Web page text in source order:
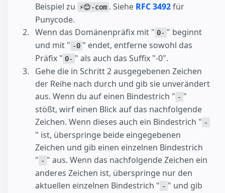
Beispiel zu
⚡😊-com . Siehe RFC 3492für
Punycode.
Wenn das Domänenpräfix mit " 0- " beginnt
und mit " -0 " endet, entferne sowohl das
Präfix " 0- " als auch das Suffix "-0".
Gehe die in Schritt 2 ausgegebenen Zeichen
der Reihe nach durch und gib sie unverändert
aus. Wenn du auf einen Bindestrich " - "
stößt, wirf einen Blick auf das nachfolgende
Zeichen. Wenn dieses auch ein Bindestrich " -
" ist, überspringe beide eingegebenen
Zeichen und gib einen einzelnen Bindestrich
" - " aus. Wenn das nachfolgende Zeichen ein
anderes Zeichen ist, überspringe nur den
aktuellen einzelnen Bindestrich " - " und gib